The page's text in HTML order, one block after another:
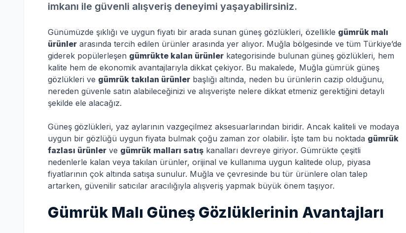
imkanı ile güvenli alışveriş deneyimi yaşayabilirsiniz.
Günümüzde şıklığı ve uygun fiyatı bir arada sunan güneş gözlükleri, özellikle gümrük malı
ürünler arasında tercih edilen ürünler arasında yer alıyor. Muğla bölgesinde ve tüm Türkiye’de
giderek popülerleşen gümrükte kalan ürünler kategorisinde bulunan güneş gözlükleri, hem
kalite hem de ekonomik avantajlarıyla dikkat çekiyor. Bu makalede, Muğla gümrük güneş
gözlükleri ve gümrük takılan ürünler başlığı altında, neden bu ürünlerin cazip olduğunu,
nereden güvenle satın alabileceğinizi ve alışverişte nelere dikkat etmeniz gerektiğini detaylı
şekilde ele alacağız.
Güneş gözlükleri, yaz aylarının vazgeçilmez aksesuarlarından biridir. Ancak kaliteli ve modaya
uygun bir gözlüğü uygun fiyata bulmak çoğu zaman zor olabilir. İşte tam bu noktada gümrük
fazlası ürünler ve gümrük malları satış kanalları devreye giriyor. Gümrükte çeşitli
nedenlerle kalan veya takılan ürünler, orijinal ve kullanıma uygun kalitede olup, piyasa
fiyatlarının çok altında satışa sunulur. Muğla ve çevresinde bu tür ürünlere olan talep
artarken, güvenilir satıcılar aracılığıyla alışveriş yapmak büyük önem taşıyor.
Gümrük Malı Güneş Gözlüklerinin Avantajları